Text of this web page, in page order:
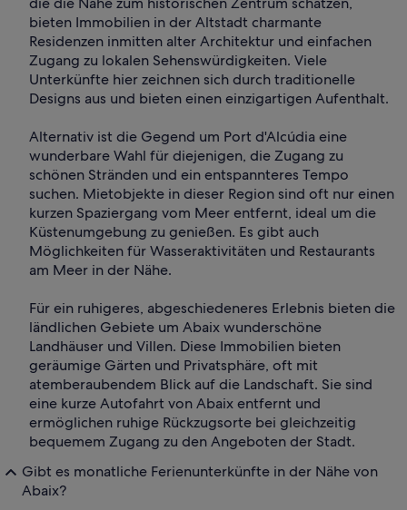
bieten Immobilien in der Altstadt charmante
Residenzen inmitten alter Architektur und einfachen
Zugang zu lokalen Sehenswürdigkeiten. Viele
Unterkünfte hier zeichnen sich durch traditionelle
Designs aus und bieten einen einzigartigen Aufenthalt.
Alternativ ist die Gegend um Port d'Alcúdia eine
wunderbare Wahl für diejenigen, die Zugang zu
schönen Stränden und ein entspannteres Tempo
suchen. Mietobjekte in dieser Region sind oft nur einen
kurzen Spaziergang vom Meer entfernt, ideal um die
Küstenumgebung zu genießen. Es gibt auch
Möglichkeiten für Wasseraktivitäten und Restaurants
am Meer in der Nähe.
Für ein ruhigeres, abgeschiedeneres Erlebnis bieten die
ländlichen Gebiete um Abaix wunderschöne
Landhäuser und Villen. Diese Immobilien bieten
geräumige Gärten und Privatsphäre, oft mit
atemberaubendem Blick auf die Landschaft. Sie sind
eine kurze Autofahrt von Abaix entfernt und
ermöglichen ruhige Rückzugsorte bei gleichzeitig
bequemem Zugang zu den Angeboten der Stadt.
Gibt es monatliche Ferienunterkünfte in der Nähe von
Abaix?